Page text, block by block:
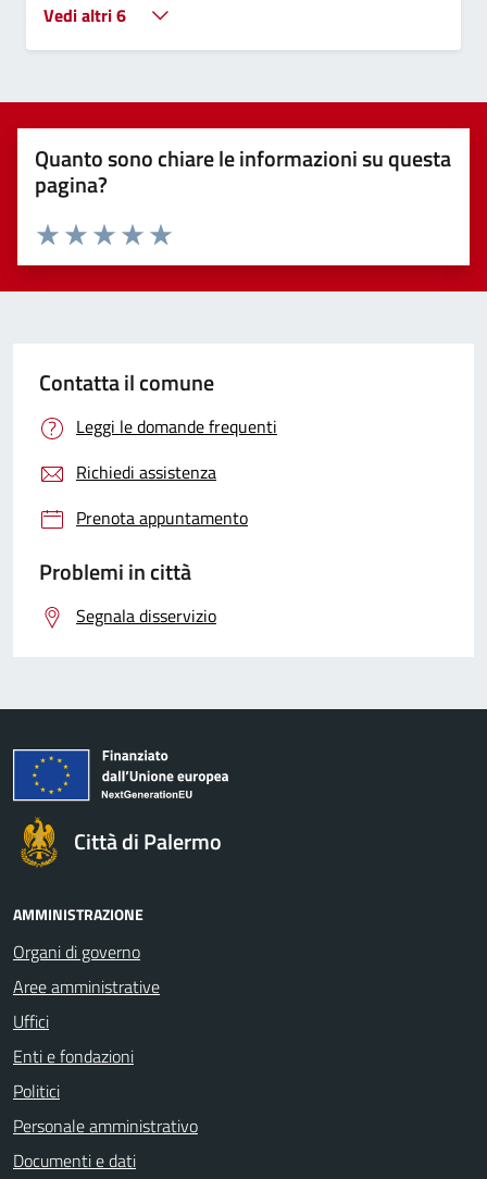
Vedi altri 6
Quanto sono chiare le informazioni su questa
pagina?
Valuta 5 stelle su 5
Valuta 4 stelle su 5
Valuta 3 stelle su 5
Valuta 2 stelle su 5
Valuta 1 stelle su 5
Contatta il comune
Leggi le domande frequenti
Richiedi assistenza
Prenota appuntamento
Problemi in città
Segnala disservizio
Città di Palermo
AMMINISTRAZIONE
Organi di governo
Aree amministrative
Uffici
Enti e fondazioni
Politici
Personale amministrativo
Documenti e dati